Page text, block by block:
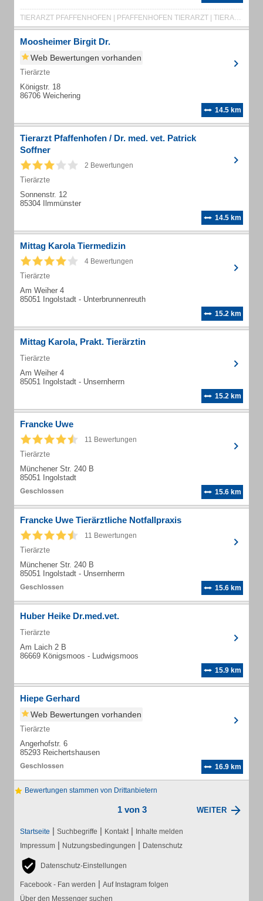
TIERARZT PFAFFENHOFEN | PFAFFENHOFEN TIERARZT | TIERARZTPRAXIS PFAFFENHOFEN | TIERARZT PFAFFENHOFEN NOTDIENST | TIERARZT PFAFFENHOFEN AN DER ILM | TIERARZT NOTDIENST PFAFFENHOFEN | NOTDIENST TIERARZT PFAFFENHOFEN
Moosheimer Birgit Dr.
Web Bewertungen vorhanden
Tierärzte
Königstr. 18
86706 Weichering
14.5 km
Tierarzt Pfaffenhofen / Dr. med. vet. Patrick
Soffner
2 Bewertungen
Tierärzte
Sonnenstr. 12
85304 Ilmmünster
14.5 km
Mittag Karola Tiermedizin
4 Bewertungen
Tierärzte
Am Weiher 4
85051 Ingolstadt - Unterbrunnenreuth
15.2 km
Mittag Karola, Prakt. Tierärztin
Tierärzte
Am Weiher 4
85051 Ingolstadt - Unsernherrn
15.2 km
Francke Uwe
11 Bewertungen
Tierärzte
Münchener Str. 240 B
85051 Ingolstadt
15.6 km
Francke Uwe Tierärztliche Notfallpraxis
11 Bewertungen
Tierärzte
Münchener Str. 240 B
85051 Ingolstadt - Unsernherrn
15.6 km
Huber Heike Dr.med.vet.
Tierärzte
Am Laich 2 B
86669 Königsmoos - Ludwigsmoos
15.9 km
Hiepe Gerhard
Web Bewertungen vorhanden
Tierärzte
Angerhofstr. 6
85293 Reichertshausen
16.9 km
Bewertungen stammen von Drittanbietern
1 von 3 WEITER
Startseite | Suchbegriffe | Kontakt | Inhalte melden
Impressum | Nutzungsbedingungen | Datenschutz
Datenschutz-Einstellungen
Facebook - Fan werden | Auf Instagram folgen
Über den Messenger suchen